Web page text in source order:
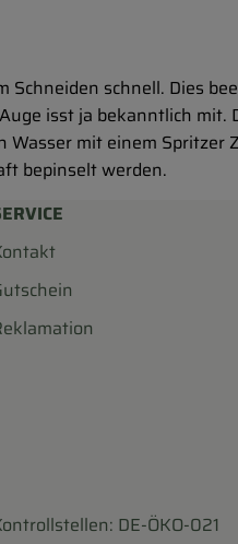
Schneiden schnell. Dies
isst ja bekanntlich mit.
Wasser mit einem Spritzer
bepinselt werden.
DE-ÖKO-021